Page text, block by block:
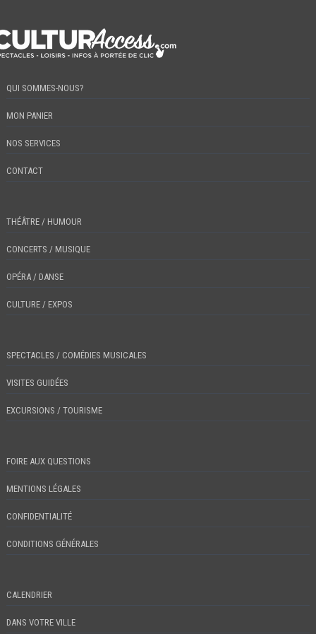
QUI SOMMES-NOUS?
MON PANIER
NOS SERVICES
CONTACT
THÉÂTRE / HUMOUR
CONCERTS / MUSIQUE
OPÉRA / DANSE
CULTURE / EXPOS
SPECTACLES / COMÉDIES MUSICALES
VISITES GUIDÉES
EXCURSIONS / TOURISME
FOIRE AUX QUESTIONS
MENTIONS LÉGALES
CONFIDENTIALITÉ
CONDITIONS GÉNÉRALES
CALENDRIER
DANS VOTRE VILLE